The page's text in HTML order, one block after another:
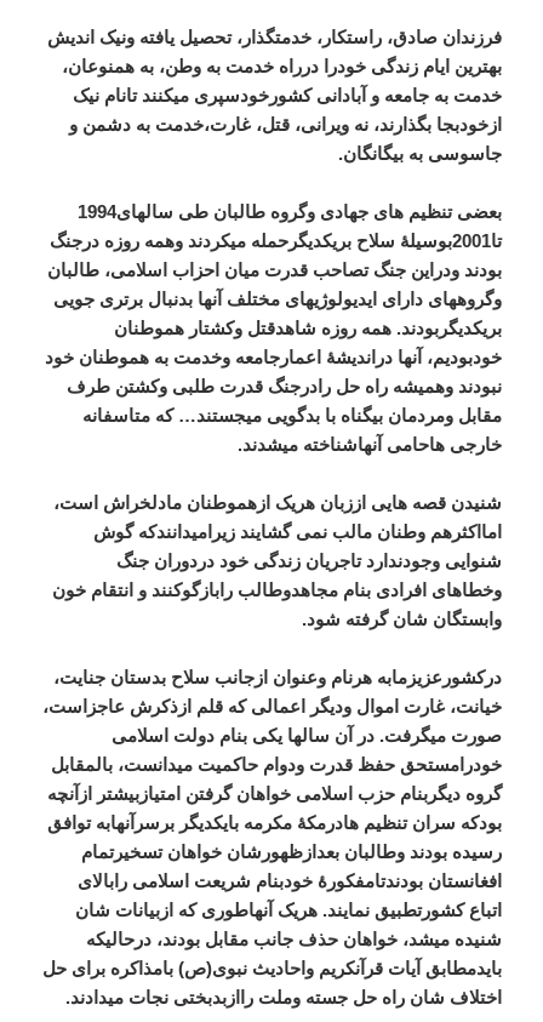
فرزندان صادق، راستکار، خدمتگذار، تحصیل یافته ونیک اندیش
بهترین ایام زندگی خودرا درراه خدمت به وطن، به همنوعان،
خدمت به جامعه و آبادانی کشورخودسپری میکنند تانام نیک
ازخودبجا بگذارند، نه ویرانی، قتل، غارت،خدمت به دشمن و
جاسوسی به بیگانگان.
بعضی تنظیم های جهادی وگروه طالبان طی سالهای1994
تا2001بوسیلۀ سلاح بریکدیگرحمله میکردند وهمه روزه درجنگ
بودند ودراین جنگ تصاحب قدرت میان احزاب اسلامی، طالبان
وگروههای دارای ایدیولوژیهای مختلف آنها بدنبال برتری جویی
بریکدیگربودند. همه روزه شاهدقتل وکشتار هموطنان
خودبودیم، آنها دراندیشۀ اعمارجامعه وخدمت به هموطنان خود
نبودند وهمیشه راه حل رادرجنگ قدرت طلبی وکشتن طرف
مقابل ومردمان بیگناه با بدگویی میجستند… که متاسفانه
خارجی هاحامی آنهاشناخته میشدند.
شنیدن قصه هایی اززبان هریک ازهموطنان مادلخراش است،
امااکثرهم وطنان مالب نمی گشایند زیرامیدانندکه گوش
شنوایی وجودندارد تاجریان زندگی خود دردوران جنگ
وخطاهای افرادی بنام مجاهدوطالب رابازگوکنند و انتقام خون
وابستگان شان گرفته شود.
درکشورعزیزمابه هرنام وعنوان ازجانب سلاح بدستان جنایت،
خیانت، غارت اموال ودیگر اعمالی که قلم ازذکرش عاجزاست،
صورت میگرفت. در آن سالها یکی بنام دولت اسلامی
خودرامستحق حفظ قدرت ودوام حاکمیت میدانست، بالمقابل
گروه دیگربنام حزب اسلامی خواهان گرفتن امتیازبیشتر ازآنچه
بودکه سران تنظیم هادرمکۀ مکرمه بایکدیگر برسرآنهابه توافق
رسیده بودند وطالبان بعدازظهورشان خواهان تسخیرتمام
افغانستان بودندتامفکورۀ خودبنام شریعت اسلامی رابالای
اتباع کشورتطبیق نمایند. هریک آنهاطوری که ازبیانات شان
شنیده میشد، خواهان حذف جانب مقابل بودند، درحالیکه
بایدمطابق آیات قرآنکریم واحادیث نبوی(ص) بامذاکره برای حل
اختلاف شان راه حل جسته وملت راازبدبختی نجات میدادند.